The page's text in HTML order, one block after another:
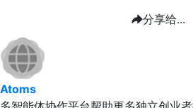
分享给...
Atoms